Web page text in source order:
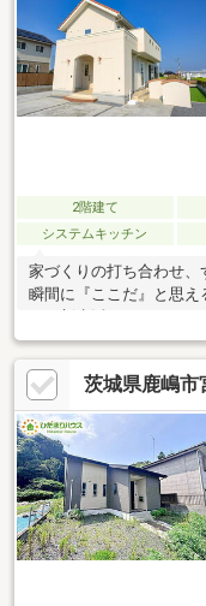
2階建て
システムキッチン
家づくりの打ち合わせ
瞬間に『ここだ』と思え
ら、新生活をスタート
◇IH×ガスのハイブリッ
カラットタイルのダブ
納⇔パントリー⇔キッチ
家具家電込みの金額◇太
茨城県鹿嶋市